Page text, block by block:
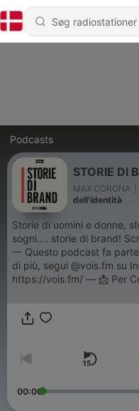
Podcasts
STORIE DI
MAX CORONA
dell'identità
Storie di uomini e donne,
sogni…. storie di brand!
— Questo podcast fa
di più, segui @vois.fm su
https://vois.fm/ — 📩 Per
00:00